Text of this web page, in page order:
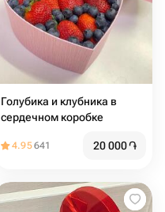
Голубика и клубника в
сердечном коробке
4.95641 20 000֏